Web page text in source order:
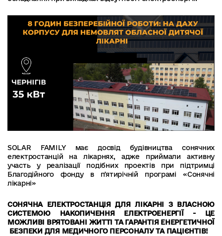
SOLAR FAMILY має досвід будівництва сонячних
електростанцій на лікарнях, адже приймали активну
участь у реалізації подібних проектів при підтримці
Благодійного фонду в пʼятирічній програмі «Сонячні
лікарні»
СОНЯЧНА ЕЛЕКТРОСТАНЦІЯ ДЛЯ ЛІКАРНІ З ВЛАСНОЮ
СИСТЕМОЮ НАКОПИЧЕННЯ ЕЛЕКТРОЕНЕРГІЇ - ЦЕ
МОЖЛИВІ ВРЯТОВАНІ ЖИТТІ ТА ГАРАНТІЯ ЕНЕРГЕТИЧНОЇ
БЕЗПЕКИ ДЛЯ МЕДИЧНОГО ПЕРСОНАЛУ ТА ПАЦІЄНТІВ!